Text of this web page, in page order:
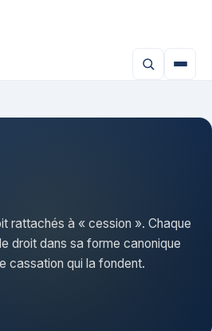
rattachés à « cession ». Chaque
droit dans sa forme canonique
cassation qui la fondent.